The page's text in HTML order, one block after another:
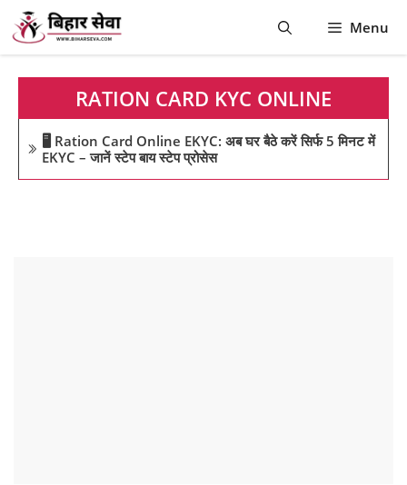
Skip
content
Menu
RATION CARD KYC ONLINE
🖥️ Ration Card Online EKYC: अब घर बैठे करें सिर्फ 5 मिनट में
EKYC – जानें स्टेप बाय स्टेप प्रोसेस